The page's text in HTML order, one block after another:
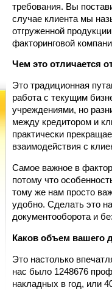
требования. Вы
случае клиента мы
отгруженной
факторинговой
Чем это отличается
Это традиционная
работа с текущим
учреждениями, но
между кредитором и
практически
взаимодействия с
Самое важное в
потому что
тому же нам просто
удобно. Сделать это
документооборота и
Каков объем вашего
Это настолько
нас было 1248676
накладных в год, или